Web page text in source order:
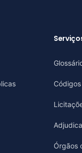
Órgãos